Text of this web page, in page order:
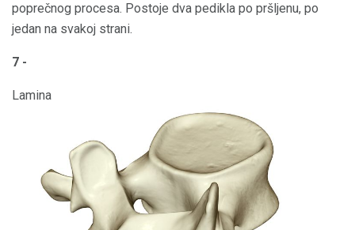
poprečnog procesa. Postoje dva pedikla po pršljenu, po
jedan na svakoj strani.
7 -
Lamina